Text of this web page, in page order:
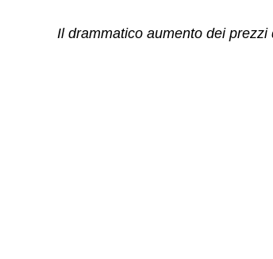
Il drammatico aumento dei